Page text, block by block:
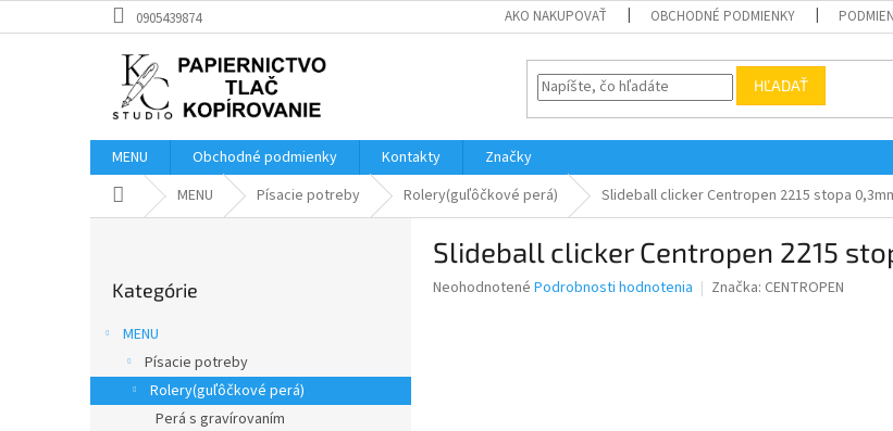
na
0905439874 AKO NAKUPOVAŤ OBCHODNÉ PODMIENKY
HĽADAŤ
MENU Obchodné podmienky Kontakty
Značky
DomovMENU Písacie potreby Rolery(guľôčkové perá) Slideball clicker Centropen 2215 stopa
a
kategórie
Kategórie
MENU
Písacie potreby
Rolery(guľôčkové perá)
Perá s gravírovaním
Slideball clicker Centropen 2215
Priemerné
Neohodnotené Podrobnosti hodnotenia Značka: CENTROPEN